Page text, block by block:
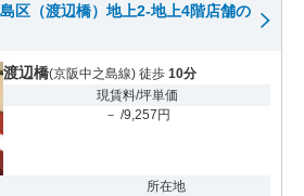
区（渡辺橋）地上2-地上4階店舗の
渡辺橋(京阪中之島線) 徒歩 10分
現賃料/坪単価
－ /9,257円
所在地